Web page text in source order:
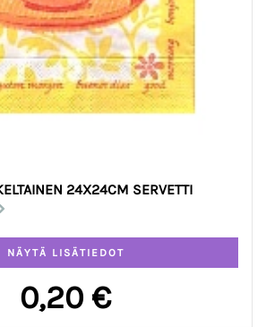
24X24CM SERVETTI
0,20 €